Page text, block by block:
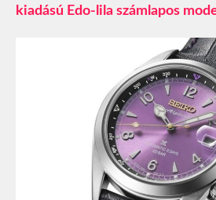
kiadású Edo-lila számlapos